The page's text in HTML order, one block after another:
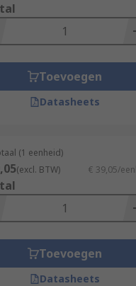
Toevoegen
Datasheets
(1 eenheid)
(excl. BTW) € 39,05/
Toevoegen
Datasheets